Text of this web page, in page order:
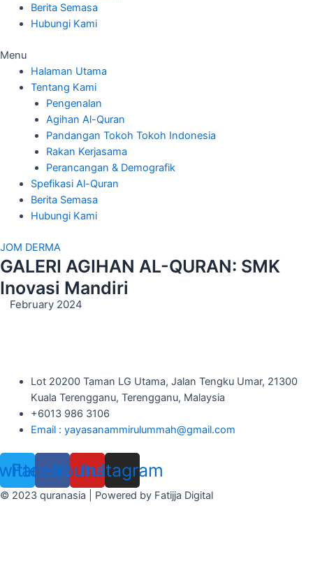
Berita Semasa
Hubungi Kami
Menu
Halaman Utama
Tentang Kami
Pengenalan
Agihan Al-Quran
Pandangan Tokoh Tokoh Indonesia
Rakan Kerjasama
Perancangan & Demografik
Spefikasi Al-Quran
Berita Semasa
Hubungi Kami
JOM DERMA
GALERI AGIHAN AL-QURAN: SMK
Inovasi Mandiri
February 2024
Lot 20200 Taman LG Utama, Jalan Tengku Umar, 21300
Kuala Terengganu, Terengganu, Malaysia
+6013 986 3106
Email : yayasanammirulummah@gmail.com
Facebook
Youtube
Instagram
© 2023 quranasia | Powered by Fatijja Digital